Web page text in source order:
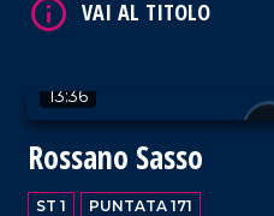
13:36
Rossano Sasso
ST 1 PUNTATA 171
VAI AL TITOLO